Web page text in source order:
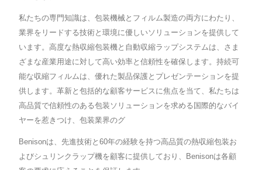
私たちの専門知識は、包装機械とフィルム製造の両方にわたり、
業界をリードする技術と環境に優しいソリューションを提供して
います。高度な熱収縮包装機と自動収縮ラップシステムは、さま
ざまな産業用途に対して高い効率と信頼性を確保します。持続可
能な収縮フィルムは、優れた製品保護とプレゼンテーションを提
供します。革新と包括的な顧客サービスに焦点を当て、私たちは
高品質で信頼性のある包装ソリューションを求める国際的なバイ
ヤーを惹きつけ、包装業界のグ
Benisonは、先進技術と60年の経験を持つ高品質の熱収縮包装お
よびシュリンクラップ機を顧客に提供しており、Benisonは各顧